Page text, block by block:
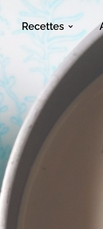
Recettes